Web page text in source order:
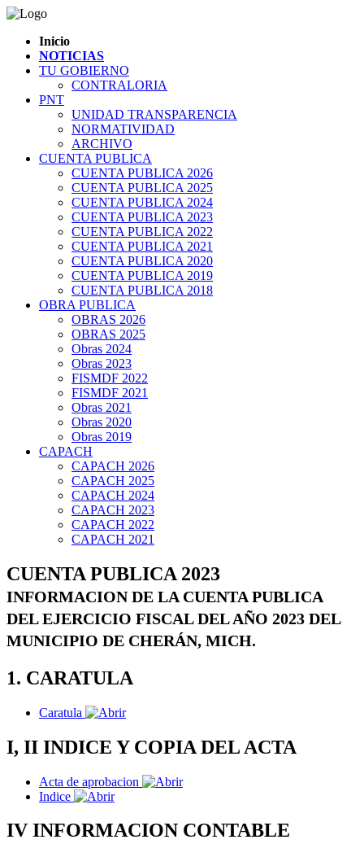
Inicio
NOTICIAS
TU GOBIERNO
CONTRALORIA
PNT
UNIDAD TRANSPARENCIA
NORMATIVIDAD
ARCHIVO
CUENTA PUBLICA
CUENTA PUBLICA 2026
CUENTA PUBLICA 2025
CUENTA PUBLICA 2024
CUENTA PUBLICA 2023
CUENTA PUBLICA 2022
CUENTA PUBLICA 2021
CUENTA PUBLICA 2020
CUENTA PUBLICA 2019
CUENTA PUBLICA 2018
OBRA PUBLICA
OBRAS 2026
OBRAS 2025
Obras 2024
Obras 2023
FISMDF 2022
FISMDF 2021
Obras 2021
Obras 2020
Obras 2019
CAPACH
CAPACH 2026
CAPACH 2025
CAPACH 2024
CAPACH 2023
CAPACH 2022
CAPACH 2021
CUENTA PUBLICA 2023
INFORMACION DE LA CUENTA PUBLICA
DEL EJERCICIO FISCAL DEL AÑO 2023 DEL
MUNICIPIO DE CHERÁN, MICH.
1. CARATULA
Caratula
I, II INDICE Y COPIA DEL ACTA
Acta de aprobacion
Indice
IV INFORMACION CONTABLE